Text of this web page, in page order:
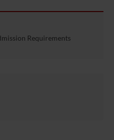
Requirements